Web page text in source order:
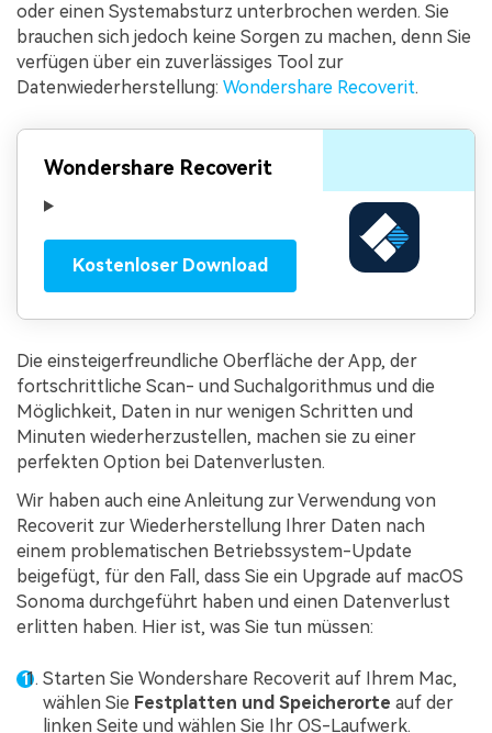
oder einen Systemabsturz unterbrochen werden. Sie
brauchen sich jedoch keine Sorgen zu machen, denn Sie
verfügen über ein zuverlässiges Tool zur
Datenwiederherstellung: Wondershare Recoverit.
Wondershare Recoverit
Kostenloser Download
Die einsteigerfreundliche Oberfläche der App, der
fortschrittliche Scan- und Suchalgorithmus und die
Möglichkeit, Daten in nur wenigen Schritten und
Minuten wiederherzustellen, machen sie zu einer
perfekten Option bei Datenverlusten.
Wir haben auch eine Anleitung zur Verwendung von
Recoverit zur Wiederherstellung Ihrer Daten nach
einem problematischen Betriebssystem-Update
beigefügt, für den Fall, dass Sie ein Upgrade auf macOS
Sonoma durchgeführt haben und einen Datenverlust
erlitten haben. Hier ist, was Sie tun müssen:
Starten Sie Wondershare Recoverit auf Ihrem Mac,
wählen Sie Festplatten und Speicherorte auf der
linken Seite und wählen Sie Ihr OS-Laufwerk.